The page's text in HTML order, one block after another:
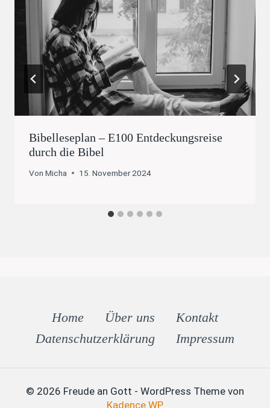
Bibelleseplan – E100 Entdeckungsreise
durch die Bibel
Von Micha 15. November 2024
Home Über uns
Kontakt
Datenschutz­erklärung
Impressum
© 2026 Freude an Gott - WordPress Theme von
Kadence WP